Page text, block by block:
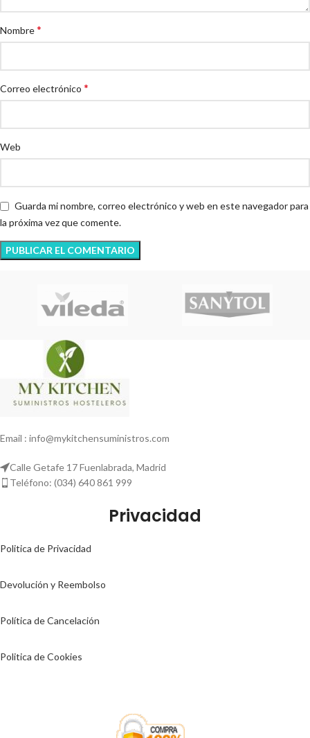
Nombre*
Correo electrónico *
Web
Guarda mi nombre, correo electrónico y web en este navegador para
la próxima vez que comente.
Email : info@mykitchensuministros.com
Calle Getafe 17 Fuenlabrada, Madrid
Teléfono: (034) 640 861 999
Privacidad
Politica de Privacidad
Devolución y Reembolso
Política de Cancelación
Politica de Cookies